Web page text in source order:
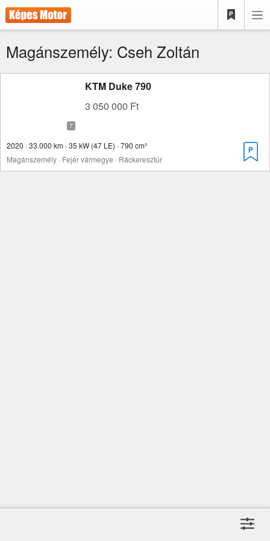
Magánszemély: Cseh Zoltán
KTM Duke 790
3 050 000 Ft
2020 · 33.000 km · 35 kW (47 LE) · 790 cm³
Magánszemély · Fejér vármegye · Ráckeresztúr